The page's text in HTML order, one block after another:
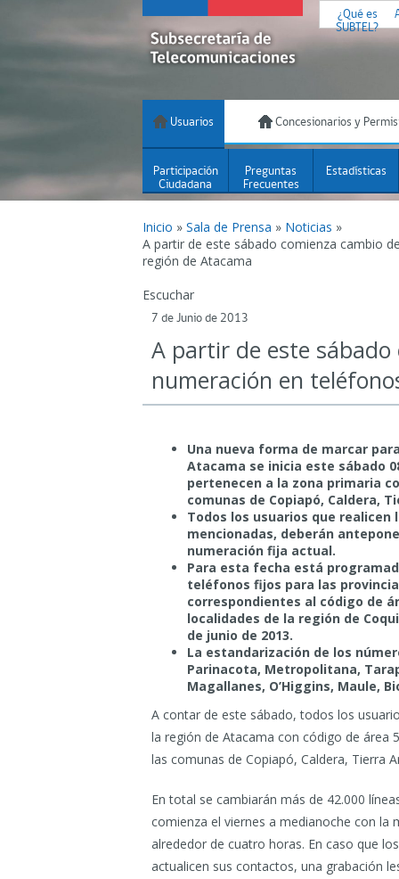
¿Qué es
SUBTEL?
Usuarios Concesionarios y
Participación
Ciudadana
Preguntas
Frecuentes
Estadísticas
Inicio » Sala de Prensa » Noticias »
A partir de este sábado comienza cambio
región de Atacama
Escuchar
7 de Junio de 2013
A partir de este sábado
numeración en
Una nueva forma de marcar
Atacama se inicia este sábado
pertenecen a la zona primaria
comunas de Copiapó, Caldera,
Todos los usuarios que
mencionadas, deberán
numeración fija actual.
Para esta fecha está
teléfonos fijos para las
correspondientes al código de
localidades de la región de
de junio de 2013.
La estandarización de los
Parinacota, Metropolitana,
Magallanes, O’Higgins, Maule,
A contar de este sábado, todos los
la región de Atacama con código de área
las comunas de Copiapó, Caldera, Tierra
En total se cambiarán más de 42.000
comienza el viernes a medianoche con la
alrededor de cuatro horas. En caso que
actualicen sus contactos, una grabación